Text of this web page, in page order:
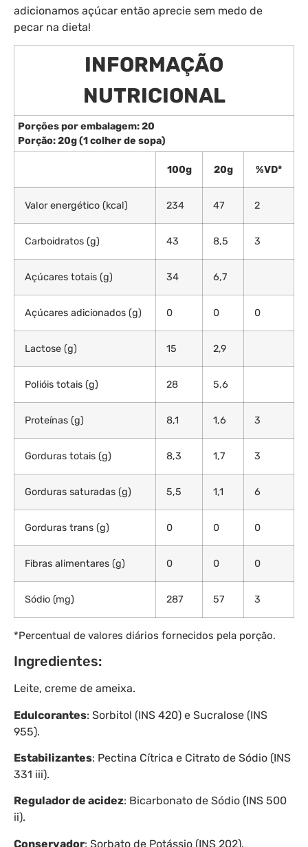
adicionamos açúcar então aprecie sem medo de
pecar na dieta!
INFORMAÇÃO
NUTRICIONAL
Porções por embalagem: 20
Porção: 20g (1 colher de sopa)
100g 20g %VD*
Valor energético (kcal) 234 47 2
Carboidratos (g) 43 8,5 3
Açúcares totais (g) 34 6,7
Açúcares adicionados (g) 0 0 0
Lactose (g) 15 2,9
Polióis totais (g) 28 5,6
Proteínas (g) 8,1 1,6 3
Gorduras totais (g) 8,3 1,7 3
Gorduras saturadas (g) 5,5 1,1 6
Gorduras trans (g) 0 0 0
Fibras alimentares (g) 0 0 0
Sódio (mg) 287 57 3
*Percentual de valores diários fornecidos pela porção.
Ingredientes:
Leite, creme de ameixa.
Edulcorantes: Sorbitol (INS 420) e Sucralose (INS
955).
Estabilizantes: Pectina Cítrica e Citrato de Sódio (INS
331 iii).
Regulador de acidez: Bicarbonato de Sódio (INS 500
ii).
Conservador: Sorbato de Potássio (INS 202).